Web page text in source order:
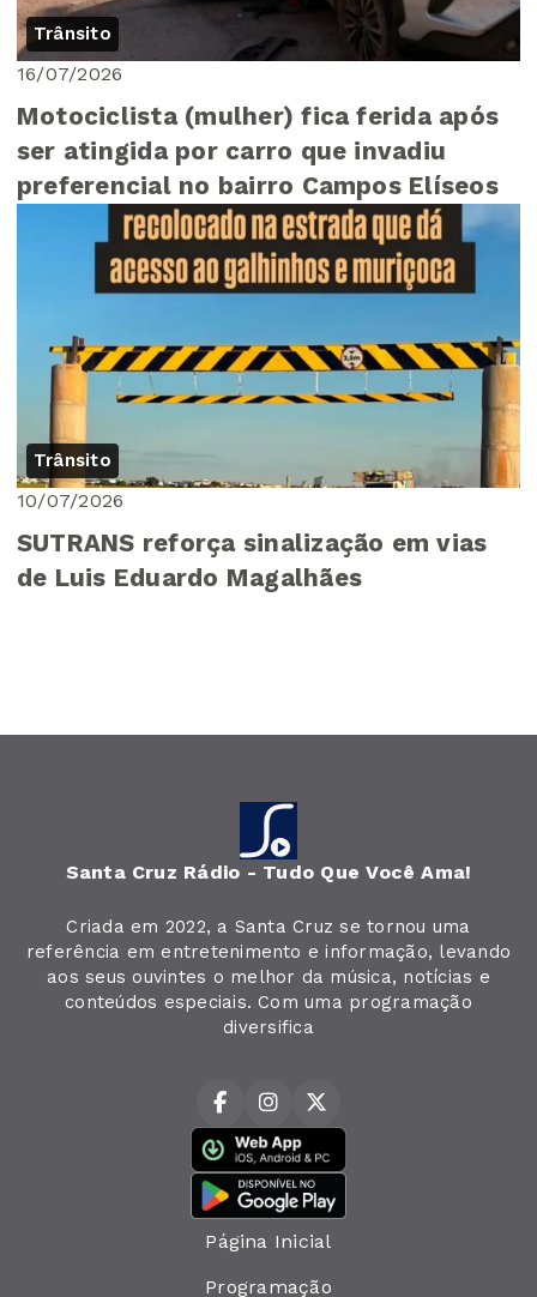
Trânsito
16/07/2026
Motociclista (mulher) fica ferida após
ser atingida por carro que invadiu
preferencial no bairro Campos Elíseos
Trânsito
10/07/2026
SUTRANS reforça sinalização em vias
de Luis Eduardo Magalhães
Santa Cruz Rádio - Tudo Que Você Ama!
Criada em 2022, a Santa Cruz se tornou uma
referência em entretenimento e informação, levando
aos seus ouvintes o melhor da música, notícias e
conteúdos especiais. Com uma programação
diversifica
Página Inicial
Programação